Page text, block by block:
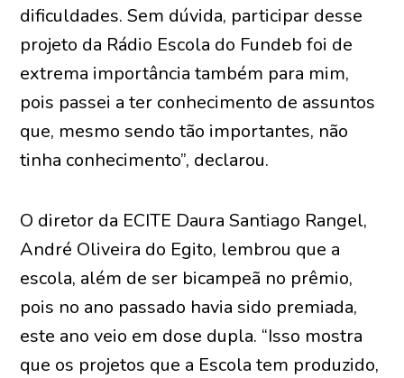
dificuldades. Sem dúvida, participar desse
projeto da Rádio Escola do Fundeb foi de
extrema importância também para mim,
pois passei a ter conhecimento de assuntos
que, mesmo sendo tão importantes, não
tinha conhecimento”, declarou.
O diretor da ECITE Daura Santiago Rangel,
André Oliveira do Egito, lembrou que a
escola, além de ser bicampeã no prêmio,
pois no ano passado havia sido premiada,
este ano veio em dose dupla. “Isso mostra
que os projetos que a Escola tem produzido,